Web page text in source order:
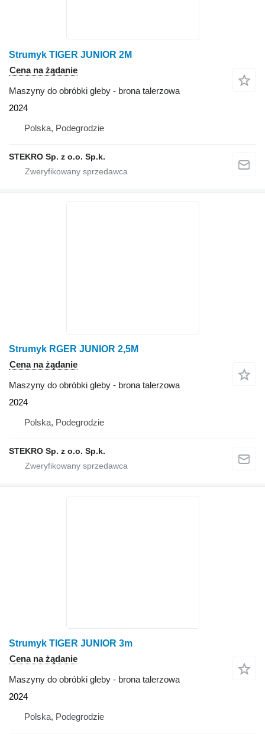
Strumyk TIGER JUNIOR 2M
Cena na żądanie
Maszyny do obróbki gleby - brona talerzowa
2024
Polska, Podegrodzie
STEKRO Sp. z o.o. Sp.k.
Strumyk RGER JUNIOR 2,5M
Cena na żądanie
Maszyny do obróbki gleby - brona talerzowa
2024
Polska, Podegrodzie
STEKRO Sp. z o.o. Sp.k.
Strumyk TIGER JUNIOR 3m
Cena na żądanie
Maszyny do obróbki gleby - brona talerzowa
2024
Polska, Podegrodzie